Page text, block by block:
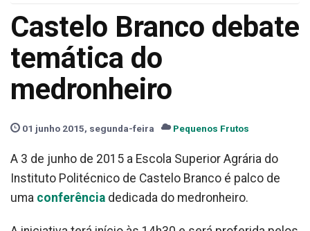
Castelo Branco debate
temática do
medronheiro
01 junho 2015, segunda-feira Pequenos Frutos
A 3 de junho de 2015 a Escola Superior Agrária do
Instituto Politécnico de Castelo Branco é palco de
uma conferência dedicada do medronheiro.